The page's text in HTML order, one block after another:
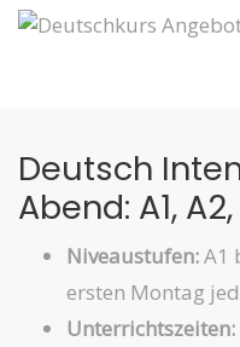
Deutsch
Abend: A1, A2,
Niveaustufen:A1
ersten Montag
Unterrichtszeiten: